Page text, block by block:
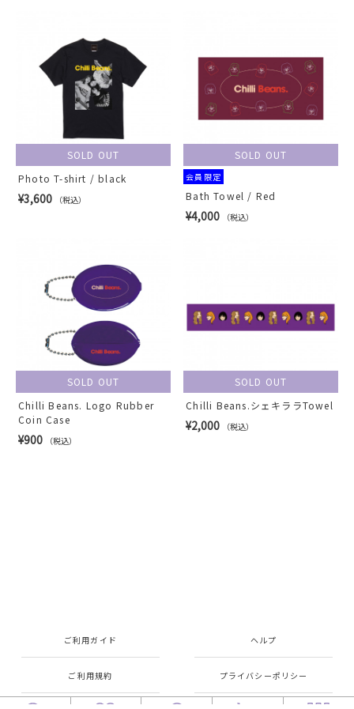
SOLD OUT
Photo T-shirt / black
¥3,600 （税込）
SOLD OUT
会員限定
Bath Towel / Red
¥4,000 （税込）
SOLD OUT
Chilli Beans. Logo Rubber
Coin Case
¥900 （税込）
SOLD OUT
Chilli Beans.シェキララTowel
¥2,000 （税込）
ご利用ガイド ヘルプ
ご利用規約 プライバシーポリシー